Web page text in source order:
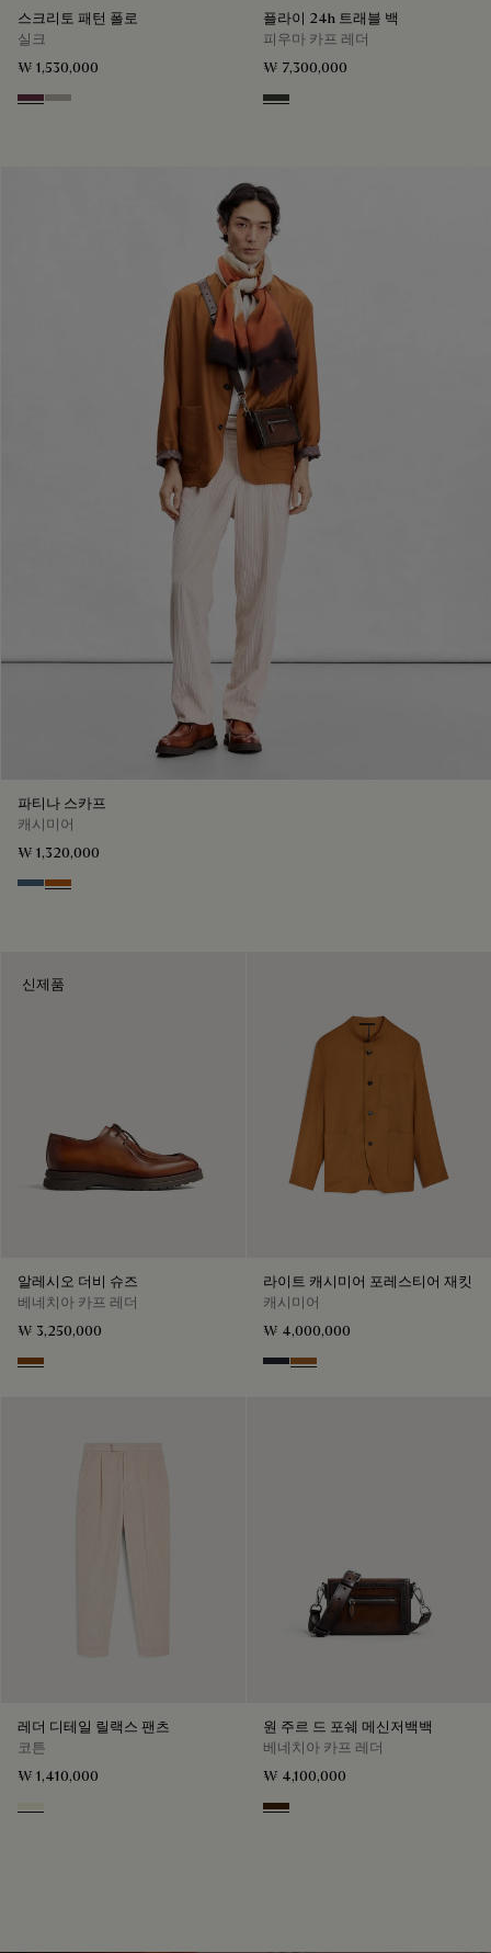
스크리토 패턴 폴로
실크
₩ 1,530,000
Hershey
Salvia
플라이 24h 트래블 백
피우마 카프 레더
₩ 7,300,000
Smoked Green
파티나 스카프
캐시미어
₩ 1,320,000
Dim BlueAmber Brown
신제품
알레시오 더비 슈즈
베네치아 카프 레더
₩ 3,250,000
Dark Honey
라이트 캐시미어 포레스티어 재킷
캐시미어
₩ 4,000,000
Cold Night Blue
Tobacco
레더 디테일 릴랙스 팬츠
코튼
₩ 1,410,000
Chalk Beige
원 주르 드 포쉐 메신저백백
베네치아 카프 레더
₩ 4,100,000
Burnt Brown